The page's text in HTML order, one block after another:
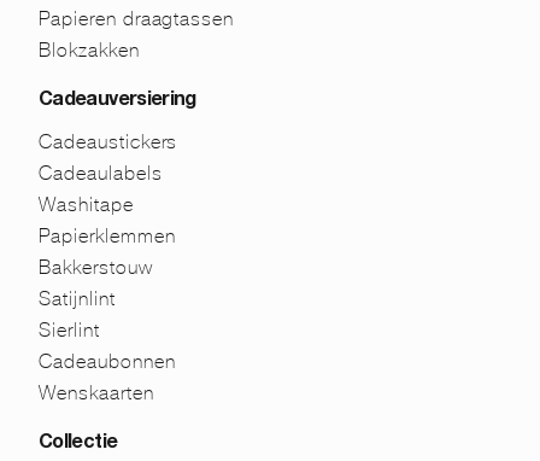
Papieren draagtassen
Blokzakken
Cadeauversiering
Cadeaustickers
Cadeaulabels
Washitape
Papierklemmen
Bakkerstouw
Satijnlint
Sierlint
Cadeaubonnen
Wenskaarten
Collectie